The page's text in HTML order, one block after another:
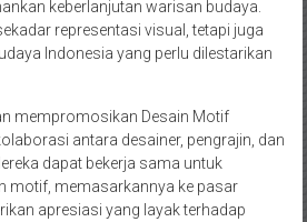
keberlanjutan warisan budaya.
representasi visual, tetapi juga
Indonesia yang perlu dilestarikan
mempromosikan Desain Motif
antara desainer, pengrajin, dan
dapat bekerja sama untuk
motif, memasarkannya ke pasar
apresiasi yang layak terhadap